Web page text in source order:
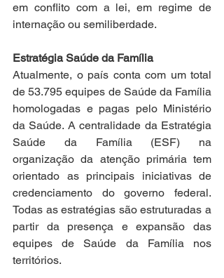
em conflito com a lei, em regime de
internação ou semiliberdade.
Estratégia Saúde da Família
Atualmente, o país conta com um total
de 53.795 equipes de Saúde da Família
homologadas e pagas pelo Ministério
da Saúde. A centralidade da Estratégia
Saúde da Família (ESF) na
organização da atenção primária tem
orientado as principais iniciativas de
credenciamento do governo federal.
Todas as estratégias são estruturadas a
partir da presença e expansão das
equipes de Saúde da Família nos
territórios.